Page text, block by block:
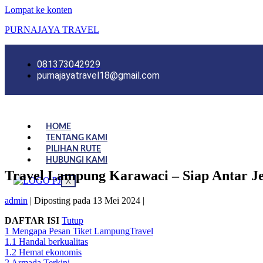
Lompat ke konten
PURNAJAYA TRAVEL
081373042929
purnajayatravel18@gmail.com
HOME
TENTANG KAMI
PILIHAN RUTE
HUBUNGI KAMI
X
Travel Lampung Karawaci – Siap Antar
admin | Diposting pada 13 Mei 2024 |
DAFTAR ISI Tutup
1 Mengapa Pesan Tiket LampungTravel
1.1 Handal berkualitas
1.2 Hemat ekonomis